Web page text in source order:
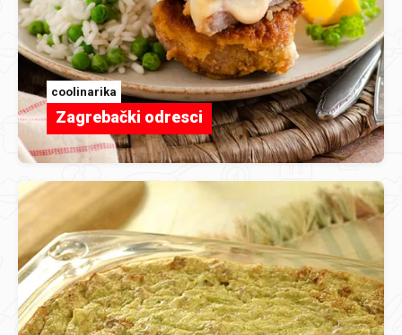
coolinarika
Zagrebački odresci